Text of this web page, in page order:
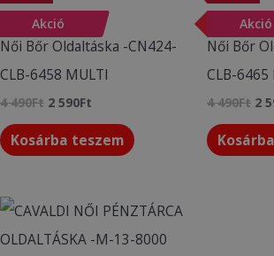
-42%
Akció
Akciós termékek
Női Bőr Oldaltáska -CN424-
CLB-6458 MULTI
4 490Ft 2 590Ft
Kosárba teszem
-42%
Akció
Akciós
Női Bőr
CLB-
4 490Ft 2